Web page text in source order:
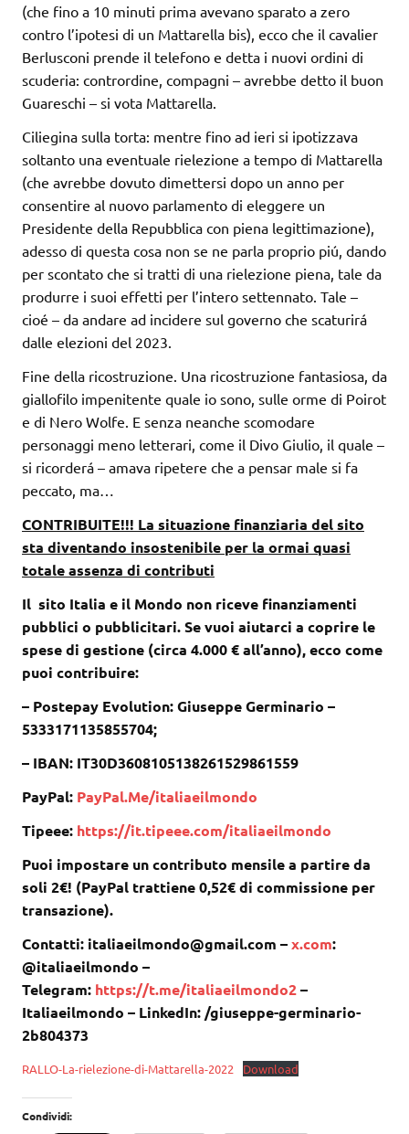
(che fino a 10 minuti prima avevano sparato a zero
contro l’ipotesi di un Mattarella bis), ecco che il cavalier
Berlusconi prende il telefono e detta i nuovi ordini di
scuderia: contrordine, compagni – avrebbe detto il buon
Guareschi – si vota Mattarella.
Ciliegina sulla torta: mentre fino ad ieri si ipotizzava
soltanto una eventuale rielezione a tempo di Mattarella
(che avrebbe dovuto dimettersi dopo un anno per
consentire al nuovo parlamento di eleggere un
Presidente della Repubblica con piena legittimazione),
adesso di questa cosa non se ne parla proprio piú, dando
per scontato che si tratti di una rielezione piena, tale da
produrre i suoi effetti per l’intero settennato. Tale –
cioé – da andare ad incidere sul governo che scaturirá
dalle elezioni del 2023.
Fine della ricostruzione. Una ricostruzione fantasiosa, da
giallofilo impenitente quale io sono, sulle orme di Poirot
e di Nero Wolfe. E senza neanche scomodare
personaggi meno letterari, come il Divo Giulio, il quale –
si ricorderá – amava ripetere che a pensar male si fa
peccato, ma…
CONTRIBUITE!!! La situazione finanziaria del sito
sta diventando insostenibile per la ormai quasi
totale assenza di contributi
Il sito Italia e il Mondo non riceve finanziamenti
pubblici o pubblicitari. Se vuoi aiutarci a coprire le
spese di gestione (circa 4.000 € all’anno), ecco come
puoi contribuire:
– Postepay Evolution: Giuseppe Germinario –
5333171135855704;
– IBAN: IT30D3608105138261529861559
PayPal: PayPal.Me/italiaeilmondo
Tipeee: https://it.tipeee.com/italiaeilmondo
Puoi impostare un contributo mensile a partire da
soli 2€! (PayPal trattiene 0,52€ di commissione per
transazione).
Contatti: italiaeilmondo@gmail.com –x.com:
@italiaeilmondo –
Telegram: https://t.me/italiaeilmondo2–
Italiaeilmondo – LinkedIn: /giuseppe-germinario-
2b804373
RALLO-La-rielezione-di-Mattarella-2022 Download
Condividi: